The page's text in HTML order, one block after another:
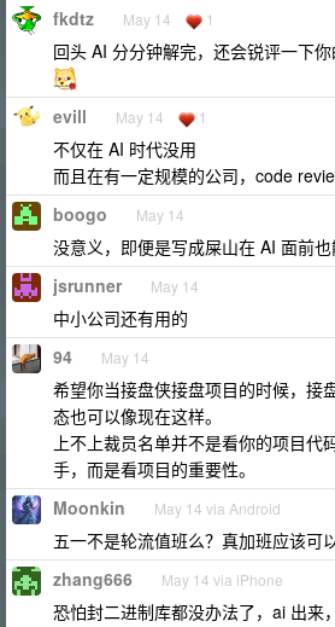
fkdtz May 14 1
回头 AI 分分钟解完，还会锐评一下
evill May 14 1
不仅在 AI 时代没用
而且在有一定规模的公司，code
boogo May 14
没意义，即便是写成屎山在 AI 面前
jsrunner May 14
中小公司还有用的
94 May 14
希望你当接盘侠接盘项目的时候，接
态也可以像现在这样。
上不上裁员名单并不是看你的项目代
手，而是看项目的重要性。
Moonkin May 14 via Android
五一不是轮流值班么？真加班应该可
zhang666 May 14 via iPhone
恐怕封二进制库都没办法了，ai 出来